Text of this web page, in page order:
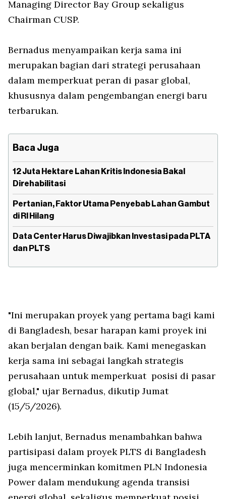
Managing Director Bay Group sekaligus
Chairman CUSP.
Bernadus menyampaikan kerja sama ini
merupakan bagian dari strategi perusahaan
dalam memperkuat peran di pasar global,
khususnya dalam pengembangan energi baru
terbarukan.
Baca Juga
12 Juta Hektare Lahan Kritis Indonesia Bakal
Direhabilitasi
Pertanian, Faktor Utama Penyebab Lahan Gambut
di RI Hilang
Data Center Harus Diwajibkan Investasi pada PLTA
dan PLTS
"Ini merupakan proyek yang pertama bagi kami
di Bangladesh, besar harapan kami proyek ini
akan berjalan dengan baik. Kami menegaskan
kerja sama ini sebagai langkah strategis
perusahaan untuk memperkuat posisi di pasar
global," ujar Bernadus, dikutip Jumat
(15/5/2026).
Lebih lanjut, Bernadus menambahkan bahwa
partisipasi dalam proyek PLTS di Bangladesh
juga mencerminkan komitmen PLN Indonesia
Power dalam mendukung agenda transisi